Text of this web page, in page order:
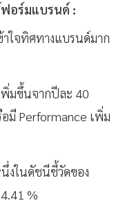
อร์มแบรนด์ :
ใจทิศทางแบรนด์มาก
พิ่มขึ้นจากปีละ 40
มี Performance เพิ่ม
งในดัชนีชี้วัดของ
%